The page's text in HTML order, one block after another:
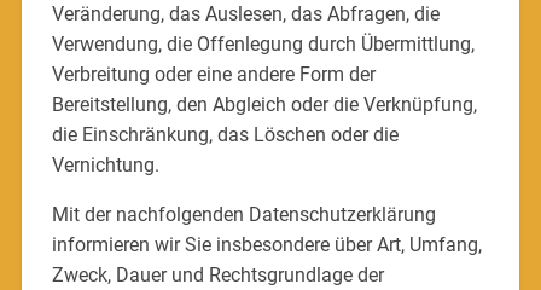
Veränderung, das Auslesen, das Abfragen, die
Verwendung, die Offenlegung durch Übermittlung,
Verbreitung oder eine andere Form der
Bereitstellung, den Abgleich oder die Verknüpfung,
die Einschränkung, das Löschen oder die
Vernichtung.
Mit der nachfolgenden Datenschutzerklärung
informieren wir Sie insbesondere über Art, Umfang,
Zweck, Dauer und Rechtsgrundlage der